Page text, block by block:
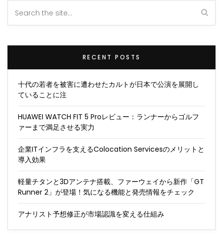
RECENT POSTS
十代の若者を被害に遭わせたカルトが日本で公演を展開し
ていることに注
HUAWEI WATCH FIT 5 Proレビュー：ランナーからゴルフ
ァーまで満足させる実力
企業ITインフラを支えるColocation Servicesのメリットと
導入効果
軽量チタンと3Dアンテナ搭載、ファーウェイから新作「GT
Runner 2」が登場！気になる機能と発売情報をチェック
アナリスト予想修正が市場認識を変える仕組み